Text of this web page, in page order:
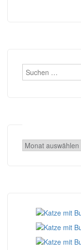
Suchen
nach:
Archiv